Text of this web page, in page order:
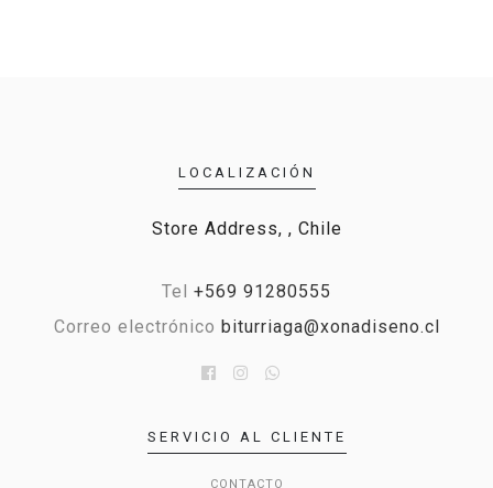
LOCALIZACIÓN
Store Address, , Chile
Tel +569 91280555
Correo electrónico biturriaga@xonadiseno.cl
SERVICIO AL CLIENTE
CONTACTO